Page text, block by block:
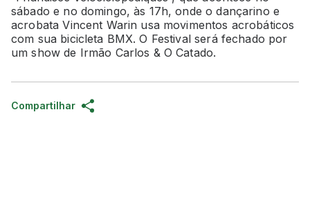
sábado e no domingo, às 17h, onde o dançarino e
acrobata Vincent Warin usa movimentos acrobáticos
com sua bicicleta BMX. O Festival será fechado por
um show de Irmão Carlos & O Catado.
Compartilhar